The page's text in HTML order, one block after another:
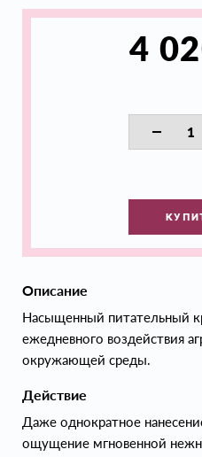
4
Описание
Насыщенный питательный
ежедневного воздействия
окружающей среды.
Действие
Даже однократное
ощущение мгновенной